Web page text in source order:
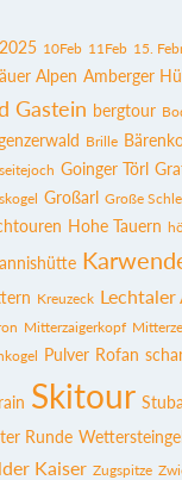
10Feb 11Feb 15.
Alpen Amberger
Gastein bergtour
Brille
Goinger Törl
Großarl Große
Hohe Tauern
Kreuzeck Lechtaler
Mitterzaigerkopf
Pulver Rofan
Skitour
Runde
Kaiser Zugspitze